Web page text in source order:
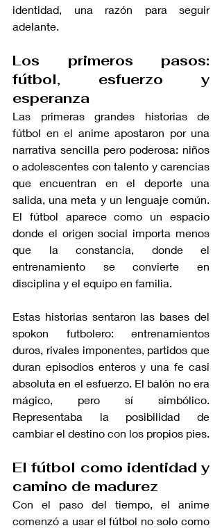
identidad, una razón para seguir
adelante.
Los primeros pasos:
fútbol, esfuerzo y
esperanza
Las primeras grandes historias de
fútbol en el anime apostaron por una
narrativa sencilla pero poderosa: niños
o adolescentes con talento y carencias
que encuentran en el deporte una
salida, una meta y un lenguaje común.
El fútbol aparece como un espacio
donde el origen social importa menos
que la constancia, donde el
entrenamiento se convierte en
disciplina y el equipo en familia.
Estas historias sentaron las bases del
spokon futbolero: entrenamientos
duros, rivales imponentes, partidos que
duran episodios enteros y una fe casi
absoluta en el esfuerzo. El balón no era
mágico, pero sí simbólico.
Representaba la posibilidad de
cambiar el destino con los propios pies.
El fútbol como identidad y
camino de madurez
Con el paso del tiempo, el anime
comenzó a usar el fútbol no solo como